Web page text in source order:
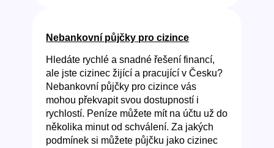
Nebankovní půjčky pro cizince
Hledáte rychlé a snadné řešení financí,
ale jste cizinec žijící a pracující v Česku?
Nebankovní půjčky pro cizince vás
mohou překvapit svou dostupností i
rychlostí. Peníze můžete mít na účtu už do
několika minut od schválení. Za jakých
podmínek si můžete půjčku jako cizinec